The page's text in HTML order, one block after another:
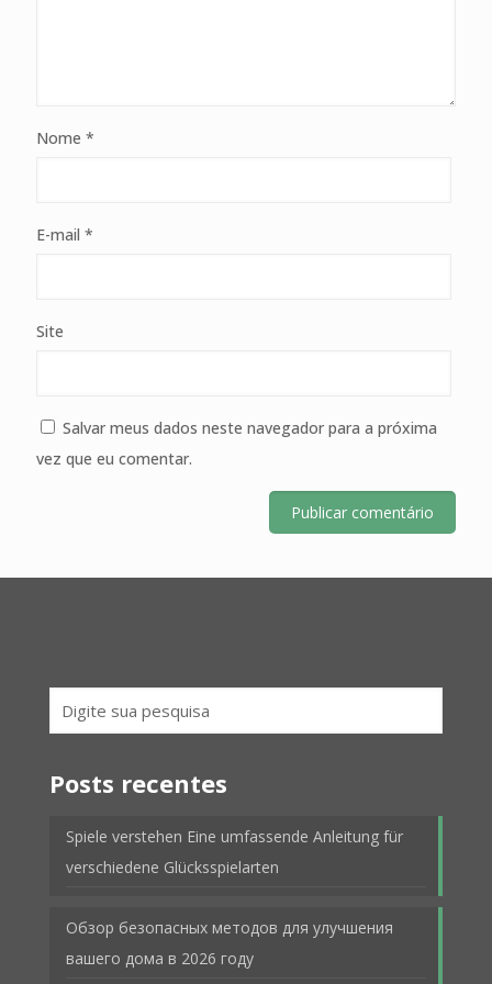
Nome *
E-mail *
Site
Salvar meus dados neste navegador para a próxima
vez que eu comentar.
Posts recentes
Spiele verstehen Eine umfassende Anleitung für
verschiedene Glücksspielarten
Обзор безопасных методов для улучшения
вашего дома в 2026 году